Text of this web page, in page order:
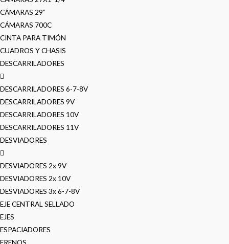
CÁMARAS 29”
CÁMARAS 700C
CINTA PARA TIMÓN
CUADROS Y CHASIS
DESCARRILADORES
DESCARRILADORES 6-7-8V
DESCARRILADORES 9V
DESCARRILADORES 10V
DESCARRILADORES 11V
DESVIADORES
DESVIADORES 2x 9V
DESVIADORES 2x 10V
DESVIADORES 3x 6-7-8V
EJE CENTRAL SELLADO
EJES
ESPACIADORES
FRENOS